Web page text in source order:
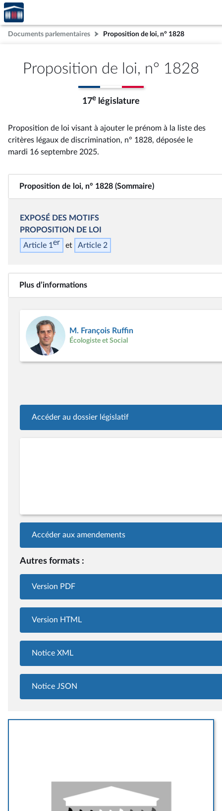
Aller au contenu
Aller en bas de la page
Accèder
à la
page
d'accueil
Documents parlementaires Proposition de loi, n° 1828
Proposition de loi, n° 1828
17e législature
Proposition de loi visant à ajouter le prénom à la liste des
critères légaux de discrimination, n° 1828, déposée le
mardi 16 septembre 2025.
Proposition de loi, n° 1828 (Sommaire)
EXPOSÉ DES MOTIFS
PROPOSITION DE LOI
Article 1er Article 2
Plus d’informations
M. François Ruffin
Écologiste et Social
Accéder au dossier législatif
Accéder aux amendements
Autres formats :
Version PDF
Version HTML
Notice XML
Notice JSON